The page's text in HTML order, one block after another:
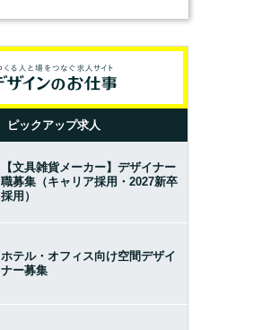
ピックアップ求人
【文具雑貨メーカー】デザイナー
職募集（キャリア採用・2027新卒
採用）
ホテル・オフィス向け空間デザイ
ナー募集